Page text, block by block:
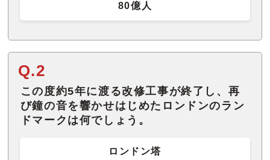
80億人
Q.2
この度約5年に渡る改修工事が終了し、再
び鐘の音を響かせはじめたロンドンのラン
ドマークは何でしょう。
ロンドン塔